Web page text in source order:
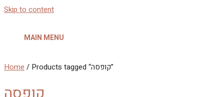
Skip to content
MAIN MENU
Home / Products tagged “קופסה”